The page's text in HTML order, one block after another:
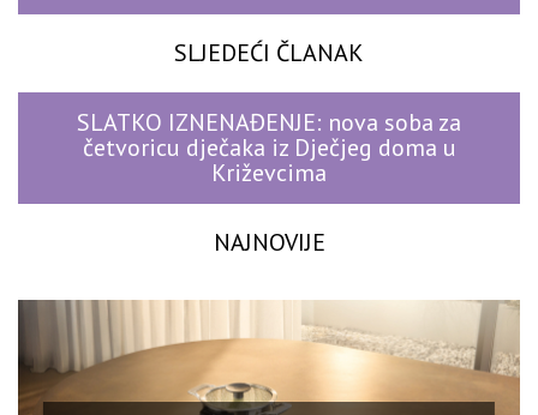
SLJEDEĆI ČLANAK
SLATKO IZNENAĐENJE: nova soba za
četvoricu dječaka iz Dječjeg doma u
Križevcima
NAJNOVIJE